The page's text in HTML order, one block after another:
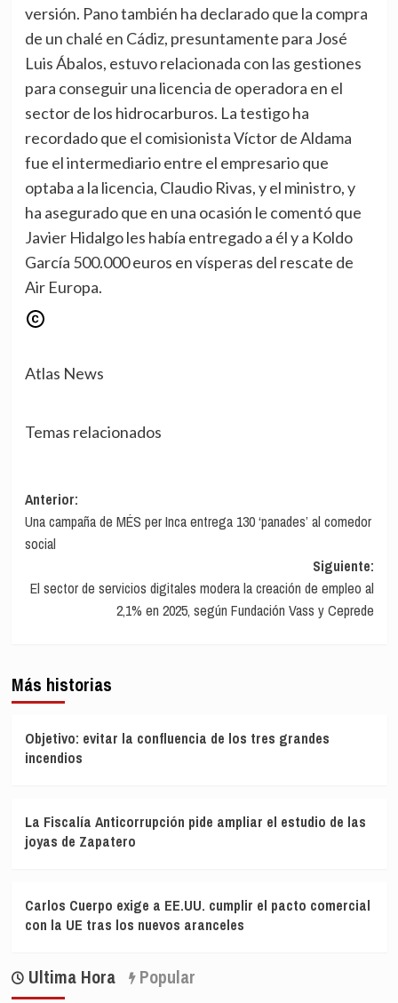
versión. Pano también ha declarado que la compra
de un chalé en Cádiz, presuntamente para José
Luis Ábalos, estuvo relacionada con las gestiones
para conseguir una licencia de operadora en el
sector de los hidrocarburos. La testigo ha
recordado que el comisionista Víctor de Aldama
fue el intermediario entre el empresario que
optaba a la licencia, Claudio Rivas, y el ministro, y
ha asegurado que en una ocasión le comentó que
Javier Hidalgo les había entregado a él y a Koldo
García 500.000 euros en vísperas del rescate de
Air Europa.
Atlas News
Temas relacionados
Navegación
de
entradas
Anterior:
Una campaña de MÉS per Inca entrega 130 ‘panades’ al comedor
social
Siguiente:
El sector de servicios digitales modera la creación de empleo al
2,1% en 2025, según Fundación Vass y Ceprede
Más historias
Objetivo: evitar la confluencia de los tres grandes
incendios
La Fiscalía Anticorrupción pide ampliar el estudio de las
joyas de Zapatero
Carlos Cuerpo exige a EE.UU. cumplir el pacto comercial
con la UE tras los nuevos aranceles
Ultima Hora Popular